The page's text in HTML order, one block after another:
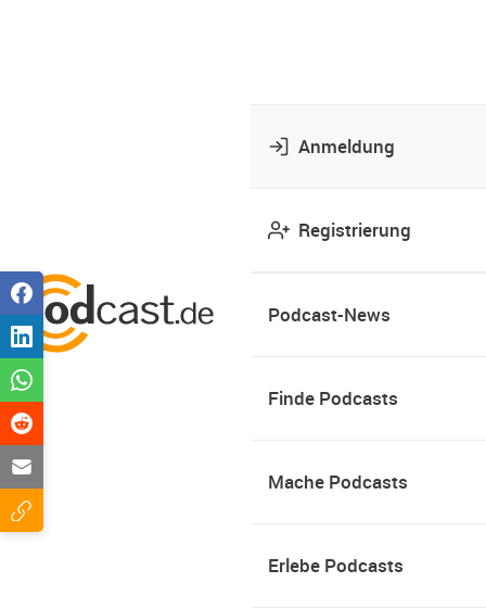
Anmeldung
Registrierung
Podcast-News
Finde Podcasts
Mache Podcasts
Erlebe Podcasts